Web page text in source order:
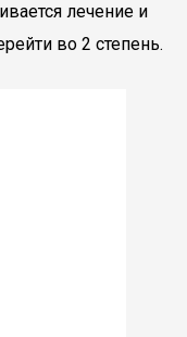
лечение и
во 2 степень.